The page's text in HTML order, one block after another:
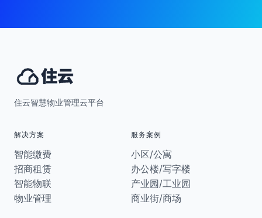
住云智慧物业管理云平台
解决方案
智能缴费
招商租赁
智能物联
物业管理
服务案例
小区/公寓
办公楼/写字楼
产业园/工业园
商业街/商场